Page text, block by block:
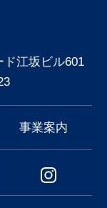
ド江坂ビル601
事業案内